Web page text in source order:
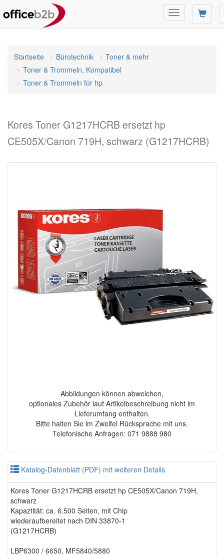
Navigation
umschalten
Startseite Bürotechnik
Toner & mehr
Toner & Trommeln, Kompatibel
Toner & Trommeln für hp
Kores Toner G1217HCRB ersetzt hp
CE505X/Canon 719H, schwarz (G1217HCRB)
Abbildungen können abweichen,
optionales Zubehör laut Artikelbeschreibung nicht im
Lieferumfang enthalten.
Bitte halten Sie im Zweifel Rücksprache mit uns.
Telefonische Anfragen: 071 9888 980
Katalog-Datenblatt (PDF) mit weiteren Details
Kores Toner G1217HCRB ersetzt hp CE505X/Canon 719H,
schwarz
Kapaztität: ca. 6.500 Seiten, mit Chip
wiederaufbereitet nach DIN 33870-1
(G1217HCRB)
LBP6300 / 6650, MF5840/5880